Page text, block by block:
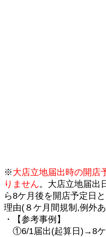
※大店立地届出時の開店
りません。大店立地届出
ら8ケ月後を開店予定日
理由(８ケ月間規制,例外あ
・【参考事例】
①6/1届出(起算日)→8ケ